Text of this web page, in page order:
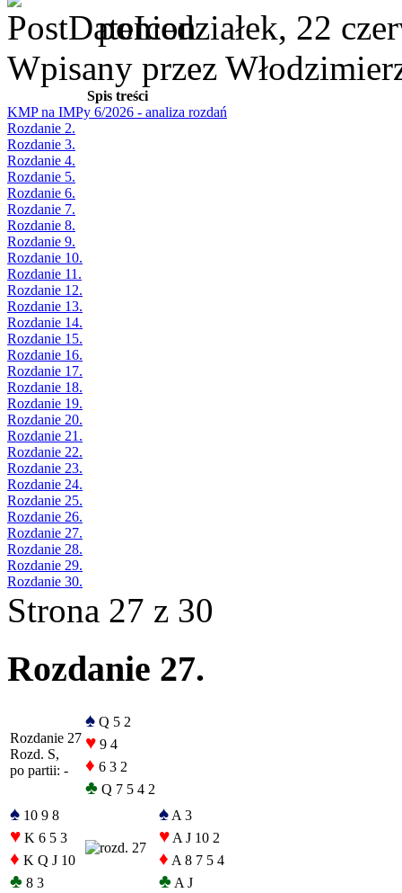
poniedziałek, 22
Wpisany przez
Spis treści
KMP na IMPy 6/2026 - analiza rozdań
Rozdanie 2.
Rozdanie 3.
Rozdanie 4.
Rozdanie 5.
Rozdanie 6.
Rozdanie 7.
Rozdanie 8.
Rozdanie 9.
Rozdanie 10.
Rozdanie 11.
Rozdanie 12.
Rozdanie 13.
Rozdanie 14.
Rozdanie 15.
Rozdanie 16.
Rozdanie 17.
Rozdanie 18.
Rozdanie 19.
Rozdanie 20.
Rozdanie 21.
Rozdanie 22.
Rozdanie 23.
Rozdanie 24.
Rozdanie 25.
Rozdanie 26.
Rozdanie 27.
Rozdanie 28.
Rozdanie 29.
Rozdanie 30.
Strona 27 z 30
Rozdanie 27.
Rozdanie 27
Rozd. S,
po partii: -
♠ Q 5 2
♥ 9 4
♦ 6 3 2
♣ Q 7 5 4 2
♠ 10 9 8
♥ K 6 5 3
♦ K Q J 10
♣ 8 3
♠ A 3
♥ A J 10 2
♦ A 8 7 5 4
♣ A J